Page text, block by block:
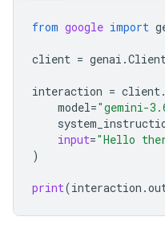
from google import
client = genai .
interaction = client.
model="gemini-
input="Hello
)
print(interaction .